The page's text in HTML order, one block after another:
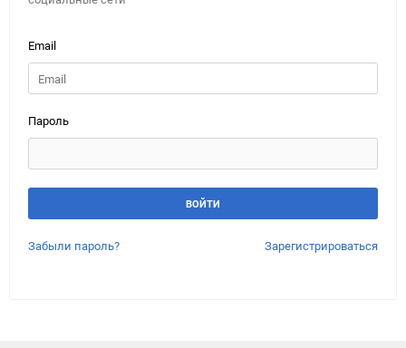
Email
Пароль
Забыли пароль? Зарегистрироваться